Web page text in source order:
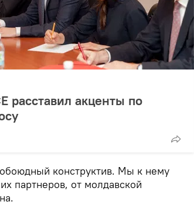
расставил акценты по
конструктив. Мы к нему
партнеров, от молдавской